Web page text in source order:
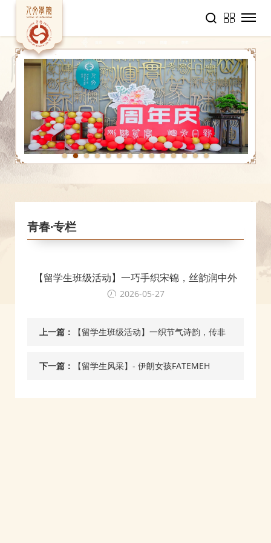
4 5 6 7 8 9 10 11 12 13 14
青春·专栏
【留学生班级活动】一巧手织宋锦，丝韵润中外
2026-05-27
上一篇： 【留学生班级活动】一织节气诗韵，传非
遗文脉
下一篇： 【留学生风采】- 伊朗女孩FATEMEH